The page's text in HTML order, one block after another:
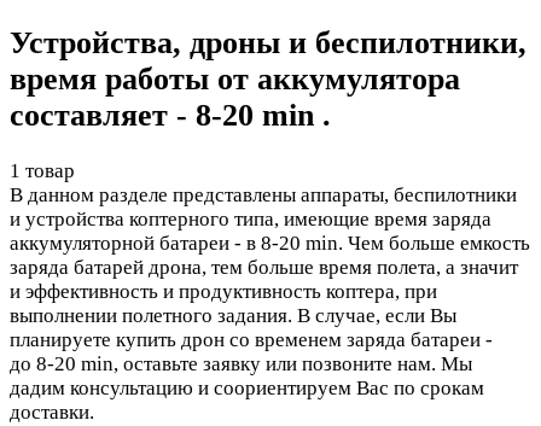
Устройства, дроны и беспилотники,
время работы от аккумулятора
составляет - 8-20 min .
1 товар
В данном разделе представлены аппараты, беспилотники
и устройства коптерного типа, имеющие время заряда
аккумуляторной батареи - в 8-20 min. Чем больше емкость
заряда батарей дрона, тем больше время полета, а значит
и эффективность и продуктивность коптера, при
выполнении полетного задания. В случае, если Вы
планируете купить дрон со временем заряда батареи -
до 8-20 min, оставьте заявку или позвоните нам. Мы
дадим консультацию и соориентируем Вас по срокам
доставки.